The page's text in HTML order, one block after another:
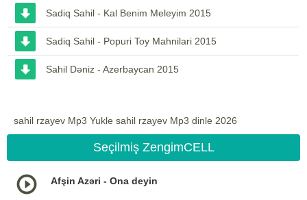
Sadiq Sahil - Kal Benim Meleyim 2015
Sadiq Sahil - Popuri Toy Mahnilari 2015
Sahil Dəniz - Azerbaycan 2015
sahil rzayev Mp3 Yukle sahil rzayev Mp3 dinle 2026
Seçilmiş ZengimCELL
Afşin Azəri - Ona deyin